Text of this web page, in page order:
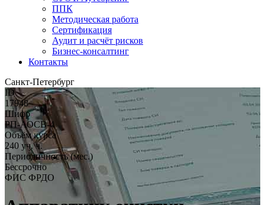
ППК
Методическая работа
Сертификация
Аудит и расчёт рисков
Бизнес-консалтинг
Контакты
Санкт-Петербург
ID
17948
Шифр
РП-АОСВ-4
Объём курса
240 уч. ч.
Периодичность (мес.)
Бессрочно
ФИС ФРДО